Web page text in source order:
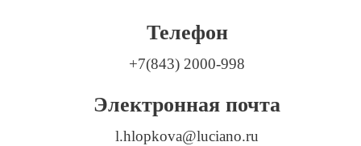
Телефон
+7(843) 2000-998
Электронная почта
l.hlopkova@luciano.ru